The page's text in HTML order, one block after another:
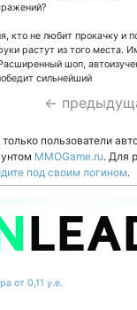
кто не любит прокачку и
растут из того места.
шоп,
сильнейший
←
пользователи
MMOGame.ru. Для
под своим логином.
от 0,11 у.е.